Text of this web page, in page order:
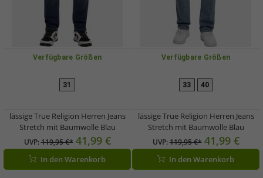
Verfügbare Größen
31
lässige True Religion Herren Jeans
Stretch mit Baumwolle Blau
UVP:119,95 €* 41,99 €
In den Warenkorb
Verfügbare Größen
33 40
lässige True Religion Herren Jeans
Stretch mit Baumwolle Blau
UVP:119,95 €* 41,99 €
In den Warenkorb